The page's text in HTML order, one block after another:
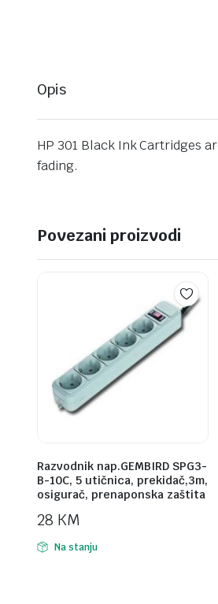
Opis
HP 301 Black Ink Cartridges
fading.
Povezani proizvodi
Razvodnik nap.GEMBIRD SPG3-
B-10C, 5 utičnica, prekidač,3m,
osigurač, prenaponska zaštita
28 KM
Na stanju